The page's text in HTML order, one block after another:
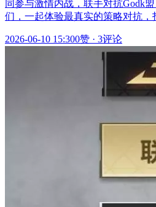
同参与激情内战，联手对抗Godk
们，一起体验最真实的策略对抗，
2026-06-10 15:300赞 · 3评论